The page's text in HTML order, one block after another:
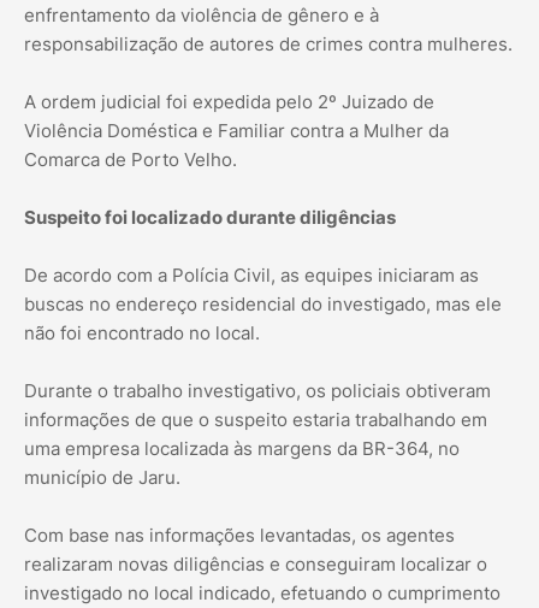
enfrentamento da violência de gênero e à
responsabilização de autores de crimes contra mulheres.
A ordem judicial foi expedida pelo 2º Juizado de
Violência Doméstica e Familiar contra a Mulher da
Comarca de Porto Velho.
Suspeito foi localizado durante diligências
De acordo com a Polícia Civil, as equipes iniciaram as
buscas no endereço residencial do investigado, mas ele
não foi encontrado no local.
Durante o trabalho investigativo, os policiais obtiveram
informações de que o suspeito estaria trabalhando em
uma empresa localizada às margens da BR-364, no
município de Jaru.
Com base nas informações levantadas, os agentes
realizaram novas diligências e conseguiram localizar o
investigado no local indicado, efetuando o cumprimento